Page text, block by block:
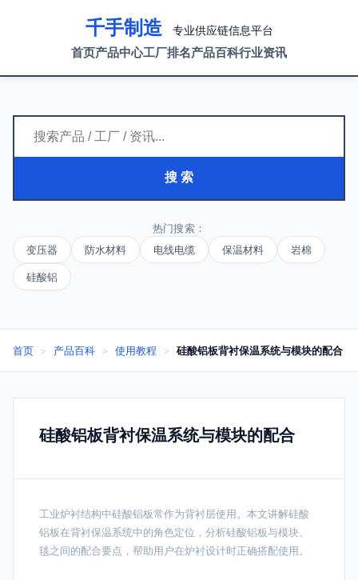
千手制造 专业供应链信息平台
首页产品中心工厂排名产品百科行业资讯
搜 索
热门搜索：
变压器
防水材料 电线电缆 保温材料 岩棉
硅酸铝
首页 > 产品百科 > 使用教程 > 硅酸铝板背衬保温系统与模块的配合
硅酸铝板背衬保温系统与模块的配合
工业炉衬结构中硅酸铝板常作为背衬层使用。本文讲解硅酸
铝板在背衬保温系统中的角色定位，分析硅酸铝板与模块、
毯之间的配合要点，帮助用户在炉衬设计时正确搭配使用。